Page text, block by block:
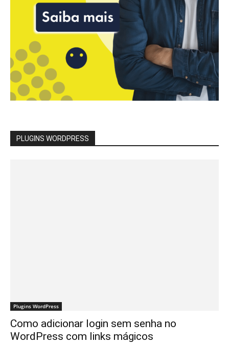
PLUGINS WORDPRESS
Plugins WordPress
Como adicionar login sem senha no
WordPress com links mágicos